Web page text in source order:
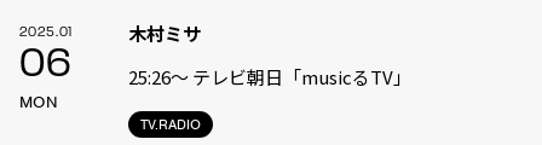
2025.01
06
MON
TV.RADIO
木村ミサ
25:26〜 テレビ朝日「musicるTV」